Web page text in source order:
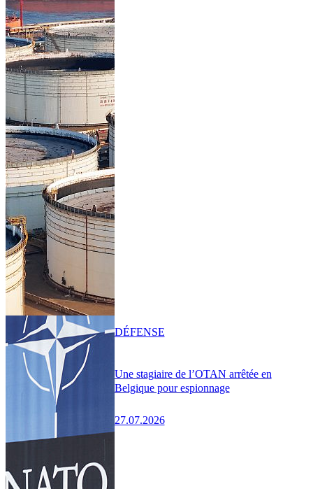
Une stagiaire de l’OTAN arrêtée en
Belgique pour espionnage
27.07.2026
DÉFENSE